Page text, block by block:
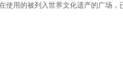
用的被列入世界文化遗产的广场，